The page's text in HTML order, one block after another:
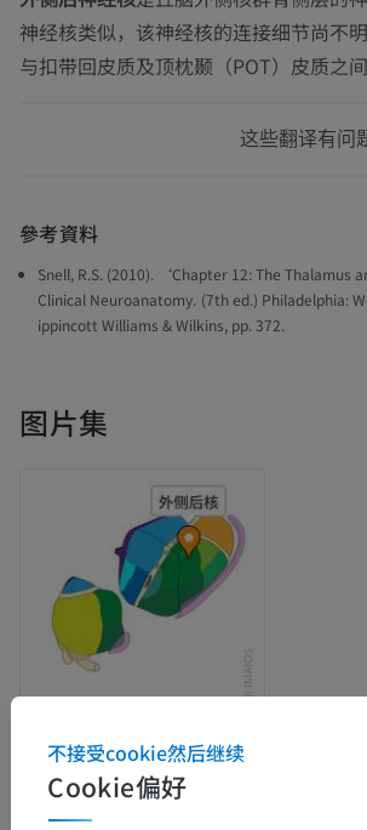
神经核类似，该神经核的连接细节尚不
与扣带回皮质及顶枕颞（POT）皮质之
这些翻译有问
參考資料
Snell, R.S. (2010). ‘Chapter 12: The Thalamus
Clinical Neuroanatomy. (7th ed.) Philadelphia:
ippincott Williams & Wilkins, pp. 372.
图片集
解剖层次
Cookie偏好
不接受cookie然后继续